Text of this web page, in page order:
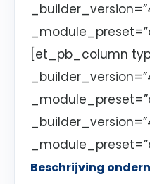
[et_pb_column
Beschrijving